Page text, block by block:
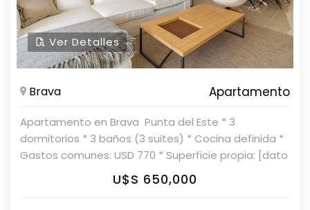
nuestros asesores.
Ver Detalles
Brava Apartamento
Apartamento en Brava  Punta del Este * 3
dormitorios * 3 baños (3 suites) * Cocina definida *
Gastos comunes: USD 770 * Superficie propia: [dato
faltante] Consulte con nuestros asesores en
Parolin & Asociados Propiedades.
U$S 650,000